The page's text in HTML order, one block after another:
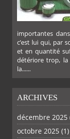
PLUS
importantes
c’est lui qui, par
et en quantité
détériore trop, la
la......
ARCHIVES
décembre 2025
octobre 2025 (1)